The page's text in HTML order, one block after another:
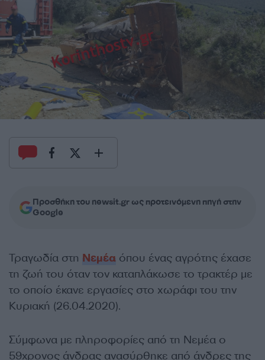
Προσθήκη του newsit.gr ως προτεινόμενη πηγή στην
Google
Τραγωδία στη Νεμέα όπου ένας αγρότης έχασε
τη ζωή του όταν τον καταπλάκωσε το τρακτέρ με
το οποίο έκανε εργασίες στο χωράφι του την
Κυριακή (26.04.2020).
Σύμφωνα με πληροφορίες από τη Νεμέα ο
59χρονος άνδρας ανασύρθηκε από άνδρες της